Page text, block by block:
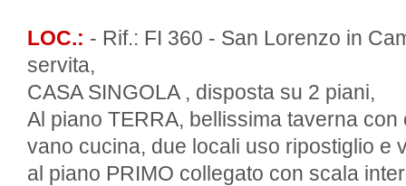
LOC.: - Rif.: FI 360 - San Lorenzo in
servita,
CASA SINGOLA , disposta su 2 piani,
Al piano TERRA, bellissima taverna
vano cucina, due locali uso ripostiglio e
al piano PRIMO collegato con scala